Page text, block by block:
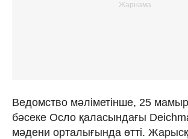
Ведомство мәліметінше, 25
бәсеке Осло қаласындағы
мәдени орталығында өтті.